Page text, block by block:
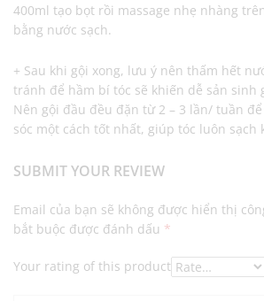
400ml tạo bọt rồi massage nhẹ nhàng
bằng nước sạch.
+ Sau khi gội xong, lưu ý nên thấm hết
tránh để hầm bí tóc sẽ khiến dễ sản sinh
Nên gội đầu đều đặn từ 2 – 3 lần/ tuần
sóc một cách tốt nhất, giúp tóc luôn sạch
SUBMIT YOUR REVIEW
Email của bạn sẽ không được hiển thị
bắt buộc được đánh dấu *
Your rating of this product